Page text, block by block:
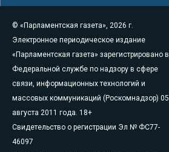
© «Парламентская газета», 2026 г.
Электронное периодическое издание
«Парламентская газета» зарегистрировано в
Федеральной службе по надзору в сфере
связи, информационных технологий и
массовых коммуникаций (Роскомнадзор) 05
августа 2011 года. 18+
Свидетельство о регистрации Эл № ФС77-
46097